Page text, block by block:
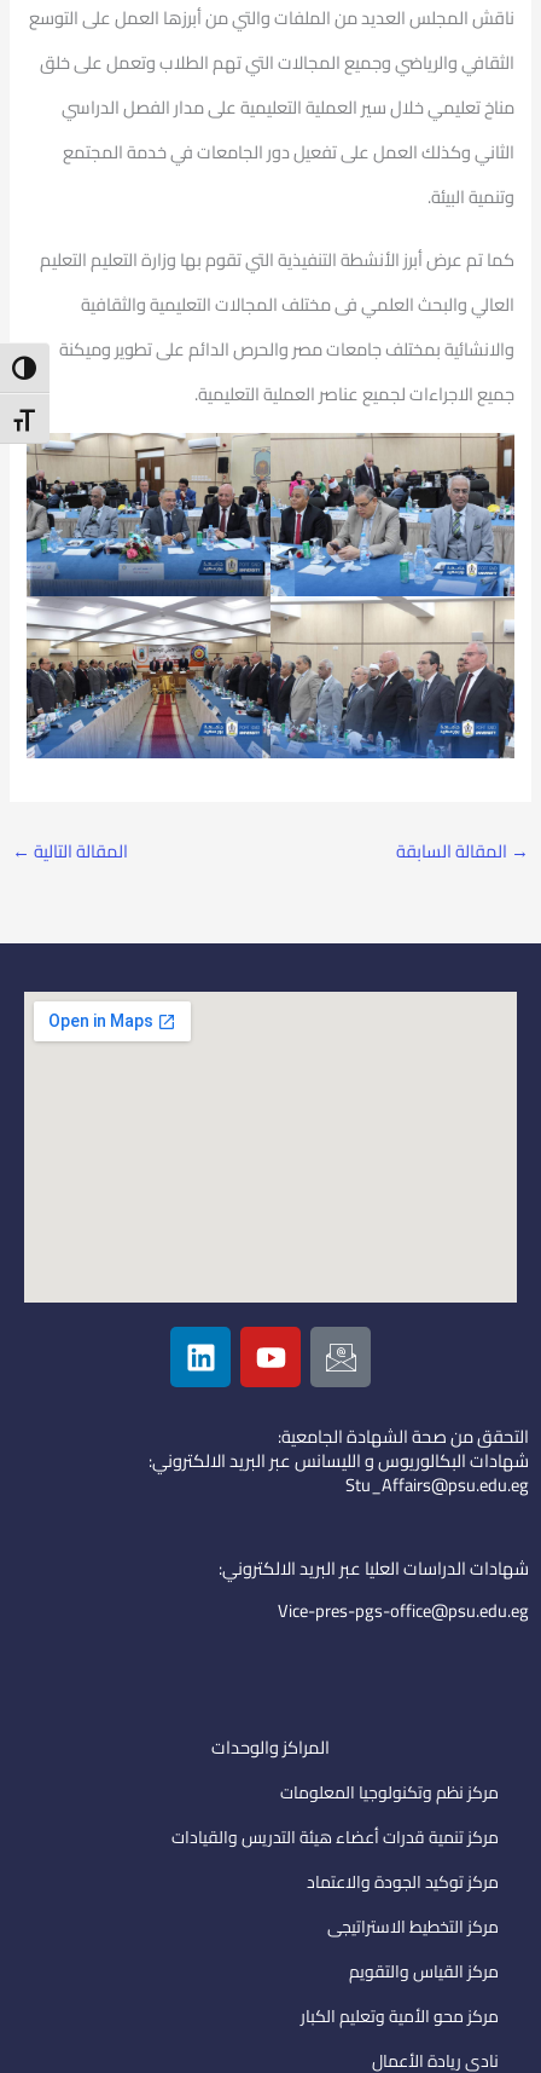
Size
ناقش المجلس العديد من الملفات والتي من أبرزها العمل على التوسع
الثقافي والرياضي وجميع المجالات التي تهم الطلاب وتعمل على خلق
مناخ تعليمي خلال سير العملية التعليمية على مدار الفصل الدراسي
الثاني وكذلك العمل على تفعيل دور الجامعات في خدمة المجتمع
وتنمية البيئة.
كما تم عرض أبرز الأنشطة التنفيذية التي تقوم بها وزارة التعليم التعليم
العالي والبحث العلمي فى مختلف المجالات التعليمية والثقافية
والانشائية بمختلف جامعات مصر والحرص الدائم على تطوير وميكنة
جميع الاجراءات لجميع عناصر العملية التعليمية.
→ المقالة السابقة المقالة التالية ←
I
c
o
n
-
e
i
l
Y
o
u
u
b
L
i
n
e
d
التحقق من صحة الشهادة الجامعية:
شهادات البكالوريوس و الليسانس عبر البريد الالكتروني:
Stu_Affairs@psu.edu.eg
شهادات الدراسات العليا عبر البريد الالكتروني:
Vice-pres-pgs-office@psu.edu.eg
المراكز والوحدات
مركز نظم وتكنولوجيا المعلومات
مركز تنمية قدرات أعضاء هيئة التدريس والقيادات
مركز توكيد الجودة والاعتماد
مركز التخطيط الاستراتيجى
مركز القياس والتقويم
مركز محو الأمية وتعليم الكبار
نادى ريادة الأعمال